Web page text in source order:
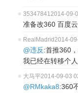
353478412014-09-
准备改360 百度
RealMadrid2014-
@违反:首推360
我已经在转移个人
大马平2014-09-03
@RMkaka8:360